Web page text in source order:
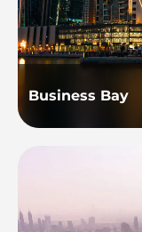
Business Bay